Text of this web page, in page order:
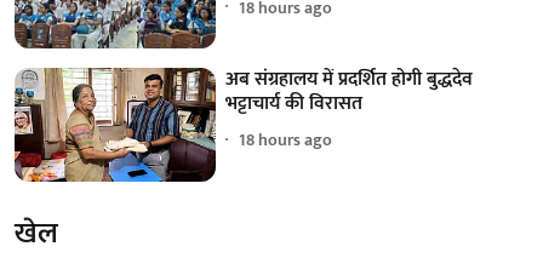
18 hours ago
अब संग्रहालय में प्रदर्शित होगी बुद्धदेव
भट्टाचार्य की विरासत
18 hours ago
खेल